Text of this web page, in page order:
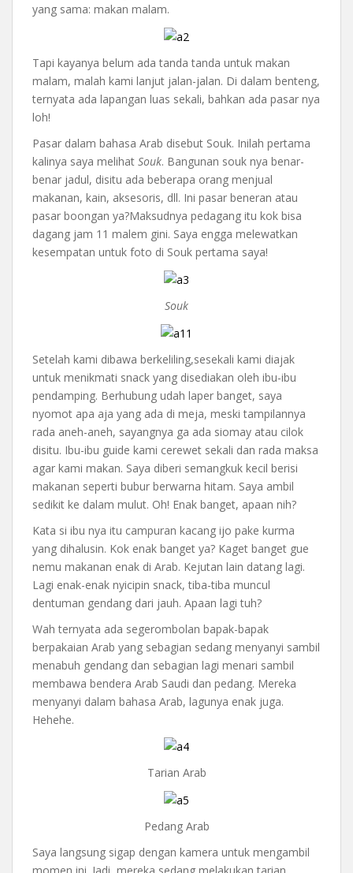
yang sama: makan malam.
Tapi kayanya belum ada tanda tanda untuk makan
malam, malah kami lanjut jalan-jalan. Di dalam benteng,
ternyata ada lapangan luas sekali, bahkan ada pasar nya
loh!
Pasar dalam bahasa Arab disebut Souk. Inilah pertama
kalinya saya melihat Souk. Bangunan souk nya benar-
benar jadul, disitu ada beberapa orang menjual
makanan, kain, aksesoris, dll. Ini pasar beneran atau
pasar boongan ya?Maksudnya pedagang itu kok bisa
dagang jam 11 malem gini. Saya engga melewatkan
kesempatan untuk foto di Souk pertama saya!
Souk
Setelah kami dibawa berkeliling,sesekali kami diajak
untuk menikmati snack yang disediakan oleh ibu-ibu
pendamping. Berhubung udah laper banget, saya
nyomot apa aja yang ada di meja, meski tampilannya
rada aneh-aneh, sayangnya ga ada siomay atau cilok
disitu. Ibu-ibu guide kami cerewet sekali dan rada maksa
agar kami makan. Saya diberi semangkuk kecil berisi
makanan seperti bubur berwarna hitam. Saya ambil
sedikit ke dalam mulut. Oh! Enak banget, apaan nih?
Kata si ibu nya itu campuran kacang ijo pake kurma
yang dihalusin. Kok enak banget ya? Kaget banget gue
nemu makanan enak di Arab. Kejutan lain datang lagi.
Lagi enak-enak nyicipin snack, tiba-tiba muncul
dentuman gendang dari jauh. Apaan lagi tuh?
Wah ternyata ada segerombolan bapak-bapak
berpakaian Arab yang sebagian sedang menyanyi sambil
menabuh gendang dan sebagian lagi menari sambil
membawa bendera Arab Saudi dan pedang. Mereka
menyanyi dalam bahasa Arab, lagunya enak juga.
Hehehe.
Tarian Arab
Pedang Arab
Saya langsung sigap dengan kamera untuk mengambil